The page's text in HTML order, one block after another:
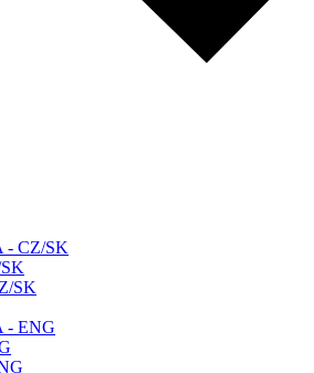
- CZ/SK
SK
- ENG